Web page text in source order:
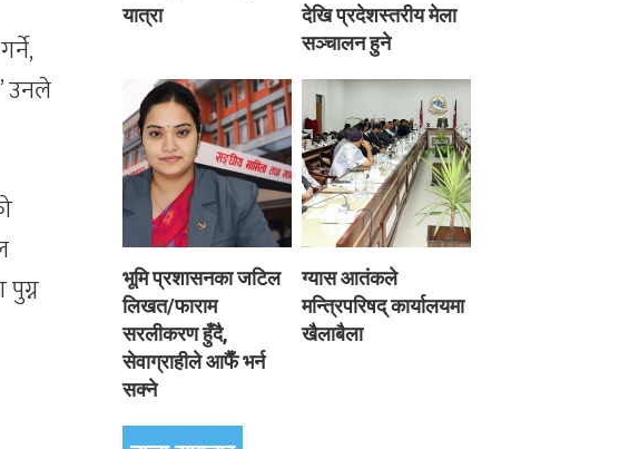
उनले
यात्रा
देखि प्रदेशस्तरीय मेला
सञ्चालन हुने
भूमि प्रशासनका जटिल
लिखत/फाराम
सरलीकरण हुँदै,
सेवाग्राहीले आफैँ भर्न
सक्ने
ग्यास आतंकले
मन्त्रिपरिषद् कार्यालयमा
खैलाबैला